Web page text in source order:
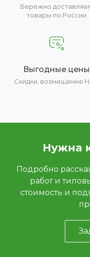
Бережно
товары по России
Выгодные цены
Скидки, возмещение
Нужна
Подробно
работ и
стоимость и